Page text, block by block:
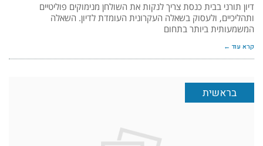
דיון תורני בבית כנסת צריך לנקות את השולחן מנימוקים פוליטיים
ותהליכיים, ולעסוק בשאלה העקרונית העומדת לדיון. השאלה
המשמעותית ביותר בתחום
קרא עוד ←
בראשית